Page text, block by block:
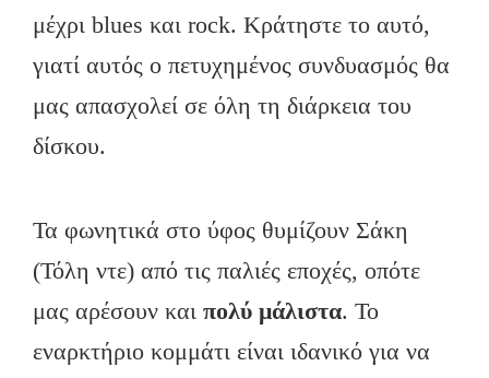
μέχρι blues και rock. Κράτηστε το αυτό,
γιατί αυτός ο πετυχημένος συνδυασμός θα
μας απασχολεί σε όλη τη διάρκεια του
δίσκου.
Τα φωνητικά στο ύφος θυμίζουν Σάκη
(Τόλη ντε) από τις παλιές εποχές, οπότε
μας αρέσουν και πολύ μάλιστα. Το
εναρκτήριο κομμάτι είναι ιδανικό για να